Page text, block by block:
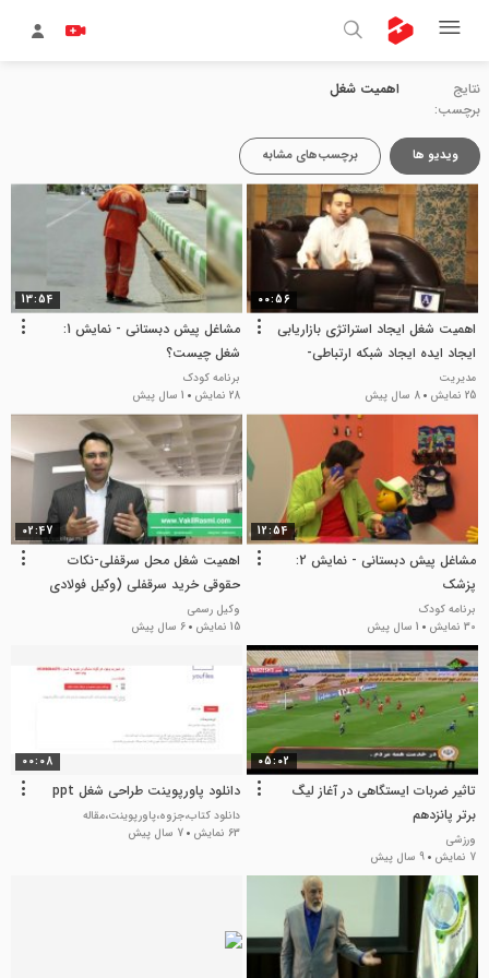
نتایج
برچسب:
اهمیت شغل
ویدیو ها برچسب‌های مشابه
00:56
اهمیت شغل ایجاد استراتژی بازاریابی
ایجاد ایده ایجاد شبکه ارتباطی-
بازاریابی نواورانه و کارآفرینی
مدیریت
25 نمایش
8 سال پیش
13:54
مشاغل پیش دبستانی - نمایش 1:
شغل چیست؟
برنامه کودک
28 نمایش
1 سال پیش
12:54
مشاغل پیش دبستانی - نمایش 2:
پزشک
برنامه کودک
30 نمایش
1 سال پیش
02:47
اهمیت شغل محل سرقفلی-نکات
حقوقی خرید سرقفلی (وکیل فولادی
استاد دعاوی سرقفلی)
وکیل رسمی
15 نمایش
6 سال پیش
05:02
تاثیر ضربات ایستگاهی در آغاز لیگ
برتر پانزدهم
ورزشی
7 نمایش
9 سال پیش
00:08
دانلود پاورپوینت طراحی شغل ppt
دانلود کتاب،جزوه،پاورپوینت،مقاله
63 نمایش
7 سال پیش